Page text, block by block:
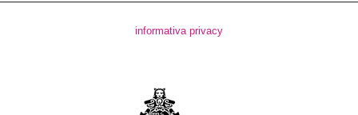
informativa privacy